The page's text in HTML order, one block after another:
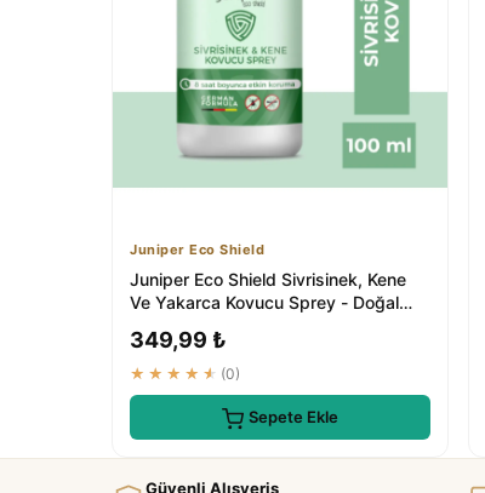
Juniper Eco Shield
Juniper Eco Shield Sivrisinek, Kene
Ve Yakarca Kovucu Sprey - Doğal
İçerikli ...
349,99 ₺
★★★★★ (0)
Sepete Ekle
Güvenli Alışveriş